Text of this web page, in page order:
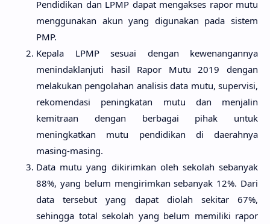
Pendidikan dan LPMP dapat mengakses rapor mutu
menggunakan akun yang digunakan pada sistem
PMP.
Kepala LPMP sesuai dengan kewenangannya
menindaklanjuti hasil Rapor Mutu 2019 dengan
melakukan pengolahan analisis data mutu, supervisi,
rekomendasi peningkatan mutu dan menjalin
kemitraan dengan berbagai pihak untuk
meningkatkan mutu pendidikan di daerahnya
masing-masing.
Data mutu yang dikirimkan oleh sekolah sebanyak
88%, yang belum mengirimkan sebanyak 12%. Dari
data tersebut yang dapat diolah sekitar 67%,
sehingga total sekolah yang belum memiliki rapor